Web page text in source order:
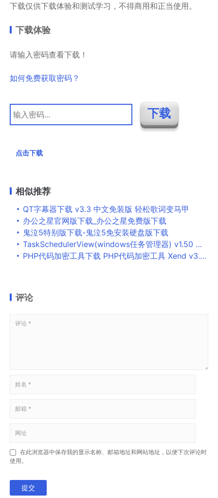
下载仅供下载体验和测试学习，不得商用和正当使用。
下载体验
请输入密码查看下载！
如何免费获取密码？
点击下载
相似推荐
QT字幕器下载 v3.3 中文免装版 轻松歌词变马甲
办公之星官网版下载_办公之星免费版下载
鬼泣5特别版下载-鬼泣5免安装硬盘版下载
TaskSchedulerView(windows任务管理器) v1.50 中文免装版
PHP代码加密工具下载 PHP代码加密工具 Xend v3.0.1 免费安装版
评论
在此浏览器中保存我的显示名称、邮箱地址和网站地址，以便下次评论时
使用。
提交